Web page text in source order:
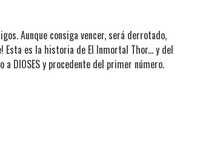
Aunque consiga vencer, será derrotado,
Esta es la historia de El Inmortal Thor... y del
DIOSES y procedente del primer número.